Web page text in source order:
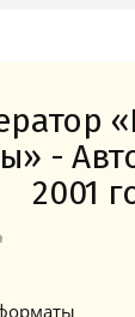
-
2001